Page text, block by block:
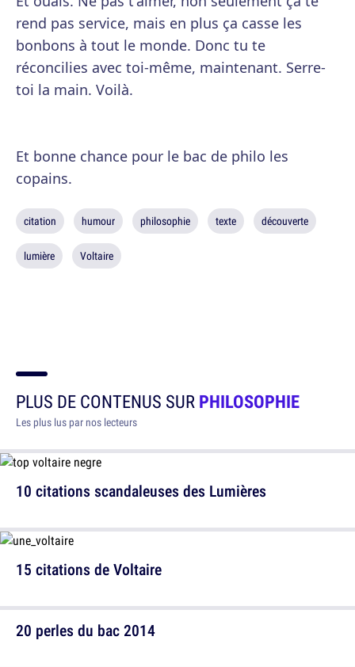
rend pas service, mais en plus ça casse les
bonbons à tout le monde. Donc tu te
réconcilies avec toi-même, maintenant. Serre-
toi la main. Voilà.
Et bonne chance pour le bac de philo les
copains.
citation humour philosophie texte découverte
lumière Voltaire
PLUS DE CONTENUS SURPHILOSOPHIE
Les plus lus par nos lecteurs
10 citations scandaleuses des Lumières
20 perles du bac 2014
15 citations de Voltaire